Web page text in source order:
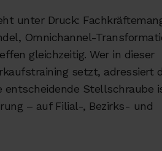
unter Druck:
Omnichannel-
gleichzeitig. Wer in dieser
setzt, adressiert
entscheidende Stellschraube
– auf Filial-, Bezirks- und